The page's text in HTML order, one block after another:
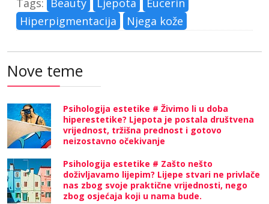
Tags: Beauty Ljepota
Eucerin
Hiperpigmentacija
Njega kože
Nove teme
Psihologija estetike # Živimo li u doba
hiperestetike? Ljepota je postala društvena
vrijednost, tržišna prednost i gotovo
neizostavno očekivanje
Psihologija estetike # Zašto nešto
doživljavamo lijepim? Lijepe stvari ne privlače
nas zbog svoje praktične vrijednosti, nego
zbog osjećaja koji u nama bude.